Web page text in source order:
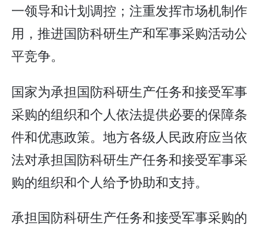
一领导和计划调控；注重发挥市场机制作
用，推进国防科研生产和军事采购活动公
平竞争。
国家为承担国防科研生产任务和接受军事
采购的组织和个人依法提供必要的保障条
件和优惠政策。地方各级人民政府应当依
法对承担国防科研生产任务和接受军事采
购的组织和个人给予协助和支持。
承担国防科研生产任务和接受军事采购的